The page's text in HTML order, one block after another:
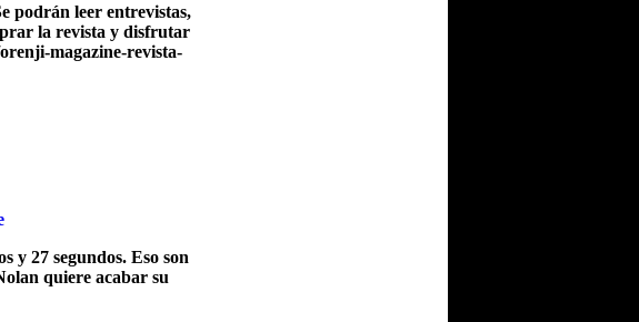
podrán leer entrevistas,
la revista y disfrutar
magazine-revista-
27 segundos. Eso son
quiere acabar su